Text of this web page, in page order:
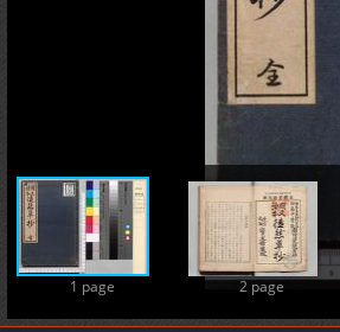
1 page 2 page